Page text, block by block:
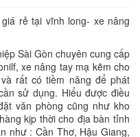
rẻ tại vĩnh long- xe nâng
Sài Gòn chuyên cung cấp
xe nâng tay mạ kẽm cho
rất có tiềm năng để phát
sử dụng. Hiểu được điều
văn phòng cũng như kho
kịp thời cho địa bàn tỉnh
như : Cần Thơ, Hậu Giang,